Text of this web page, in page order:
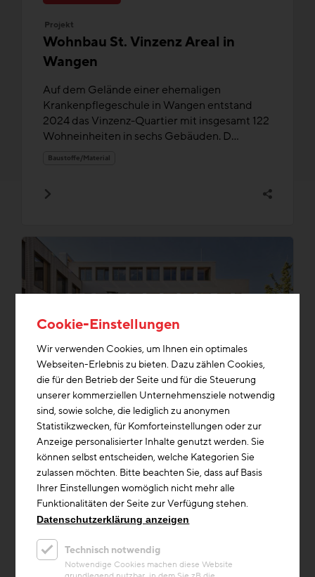
Projekt
Wohnbau St. Vinzenz Areal in
Wangen
Auf dem Gelände einer ehemaligen
Krankenpflegeschule in Wangen entstand
2024 das Vinzenz-Quartier mit insgesamt 122
Wohneinheiten in sechs Gebäuden. D...
Baustoffe/Material
Kreislaufwirtschaft
Projekt
Konrad Lorenz Gymnasium
Das Konrad-Lorenz-Gymnasium in
Gänserndorf, das größte Gebäude der Stadt,
wurde modernisiert und erweitert, um Platz
für 1.000 Schülerzu bieten. Beim ...
Baustoffe/Material
Cookie-Einstellungen
Wir verwenden Cookies, um Ihnen ein optimales
Webseiten-Erlebnis zu bieten. Dazu zählen Cookies,
die für den Betrieb der Seite und für die Steuerung
unserer kommerziellen Unternehmensziele notwendig
sind, sowie solche, die lediglich zu anonymen
Statistikzwecken, für Komforteinstellungen oder zur
Anzeige personalisierter Inhalte genutzt werden. Sie
können selbst entscheiden, welche Kategorien Sie
zulassen möchten. Bitte beachten Sie, dass auf Basis
Ihrer Einstellungen womöglich nicht mehr alle
Funktionalitäten der Seite zur Verfügung stehen.
Datenschutzerklärung anzeigen
Technisch notwendig
Notwendige Cookies machen diese Website